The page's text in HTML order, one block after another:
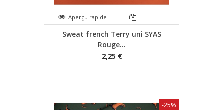
Aperçu rapide
Sweat french Terry uni SYAS
Rouge...
2,25 €
-25%